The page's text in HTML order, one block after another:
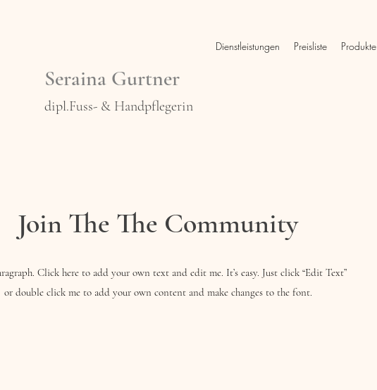
Dienstleistungen Preisliste Produkte
Seraina Gurtner
dipl.Fuss- & Handpflegerin
Join The The Community
Click here to add your own text and edit me. It’s easy. Just click “Edit Text”
or double click me to add your own content and make changes to the font.